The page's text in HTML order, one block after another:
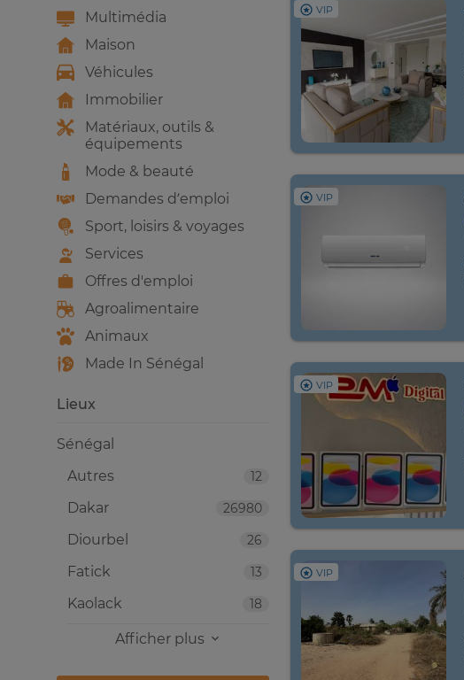
VIP
VIP
VIP
VIP
Multimédia
Maison
Véhicules
Immobilier
Matériaux, outils &
équipements
Mode & beauté
Demandes d’emploi
Sport, loisirs & voyages
Services
Offres d'emploi
Agroalimentaire
Animaux
Made In Sénégal
Lieux
Sénégal
12
Autres
26980
Dakar
26
Diourbel
13
Fatick
18
Kaolack
Afficher plus